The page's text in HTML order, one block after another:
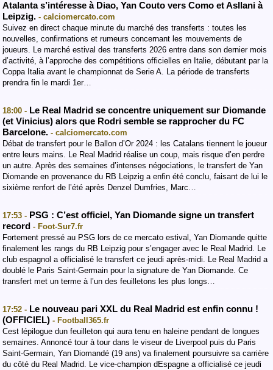
Atalanta s’intéresse à Diao, Yan Couto vers Como et Asllani à
Leipzig. - calciomercato.com
Suivez en direct chaque minute du marché des transferts : toutes les
nouvelles, confirmations et rumeurs concernant les mouvements de
joueurs. Le marché estival des transferts 2026 entre dans son dernier mois
d’activité, à l’approche des compétitions officielles en Italie, débutant par la
Coppa Italia avant le championnat de Serie A. La période de transferts
prendra fin le mardi 1er…
18:00 - Le Real Madrid se concentre uniquement sur Diomande
(et Vinicius) alors que Rodri semble se rapprocher du FC
Barcelone. - calciomercato.com
Débat de transfert pour le Ballon d’Or 2024 : les Catalans tiennent le joueur
entre leurs mains. Le Real Madrid réalise un coup, mais risque d’en perdre
un autre. Après des semaines d’intenses négociations, le transfert de Yan
Diomande en provenance du RB Leipzig a enfin été conclu, faisant de lui le
sixième renfort de l’été après Denzel Dumfries, Marc…
17:53 - PSG : C’est officiel, Yan Diomande signe un transfert
record - Foot-Sur7.fr
Fortement pressé au PSG lors de ce mercato estival, Yan Diomande quitte
finalement les rangs du RB Leipzig pour s’engager avec le Real Madrid. Le
club espagnol a officialisé le transfert ce jeudi après-midi. Le Real Madrid a
doublé le Paris Saint-Germain pour la signature de Yan Diomande. Ce
transfert met un terme à l’un des feuilletons les plus longs…
17:52 - Le nouveau pari XXL du Real Madrid est enfin connu !
(OFFICIEL) - Football365.fr
Cest lépilogue dun feuilleton qui aura tenu en haleine pendant de longues
semaines. Annoncé tour à tour dans le viseur de Liverpool puis du Paris
Saint-Germain, Yan Diomandé (19 ans) va finalement poursuivre sa carrière
du côté du Real Madrid. Le vice-champion dEspagne a officialisé ce jeudi